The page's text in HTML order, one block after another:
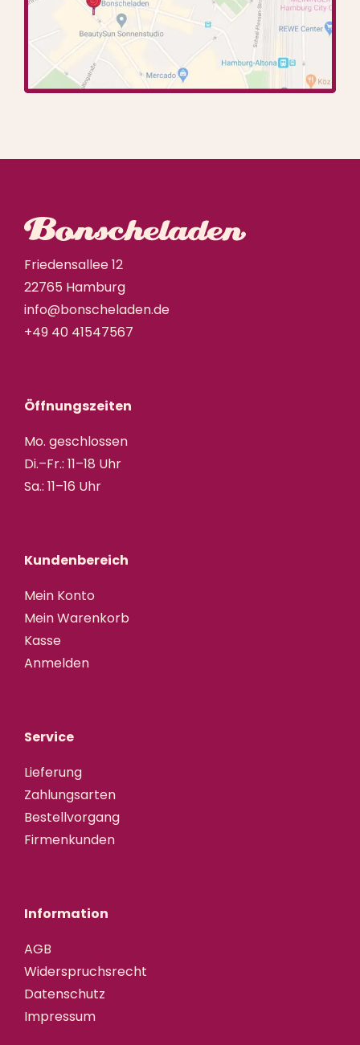
Friedensallee 12
22765 Hamburg
info@bonscheladen.de
+49 40 41547567
Öffnungszeiten
Mo. geschlossen
Di.–Fr.: 11–18 Uhr
Sa.: 11–16 Uhr
Kundenbereich
Mein Konto
Mein Warenkorb
Kasse
Anmelden
Service
Lieferung
Zahlungsarten
Bestellvorgang
Firmenkunden
Information
AGB
Widerspruchsrecht
Datenschutz
Impressum